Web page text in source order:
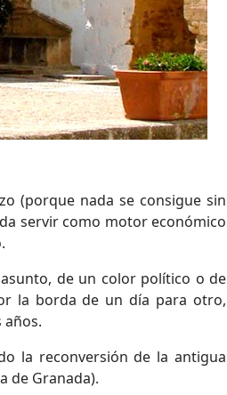
(porque nada se consigue sin
servir como motor económico
de un color político o de
la borda de un día para otro,
años.
la reconversión de la antigua
de Granada).